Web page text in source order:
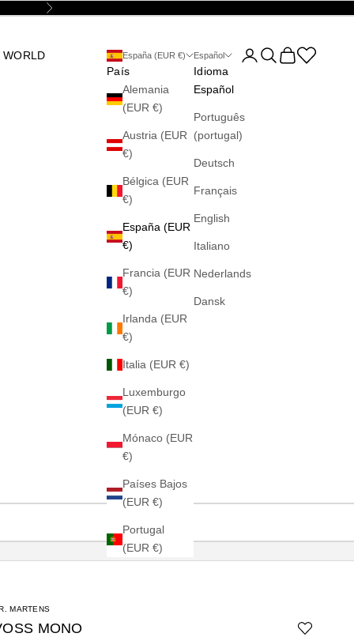
Siguiente
WORLD España (EUR €)
País
Alemania
(EUR €)
Austria (EUR
€)
Bélgica (EUR
€)
España (EUR
€)
Francia (EUR
€)
Irlanda (EUR
€)
Italia (EUR €)
Luxemburgo
(EUR €)
Mónaco (EUR
€)
Países Bajos
(EUR €)
Portugal
(EUR €)
Español
Idioma
Español
Português
(portugal)
Deutsch
Français
English
Italiano
Nederlands
Dansk
Abrir página de la
Abrir búsqueda
Abrir cesta
Abrir la
MARTENS
MONO